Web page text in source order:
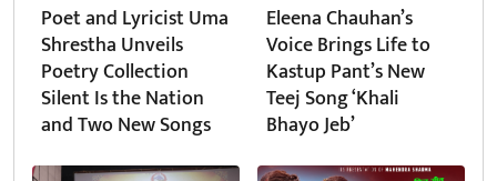
Poet and Lyricist Uma
Shrestha Unveils
Poetry Collection
Silent Is the Nation
and Two New Songs
Eleena Chauhan’s
Voice Brings Life to
Kastup Pant’s New
Teej Song ‘Khali
Bhayo Jeb’